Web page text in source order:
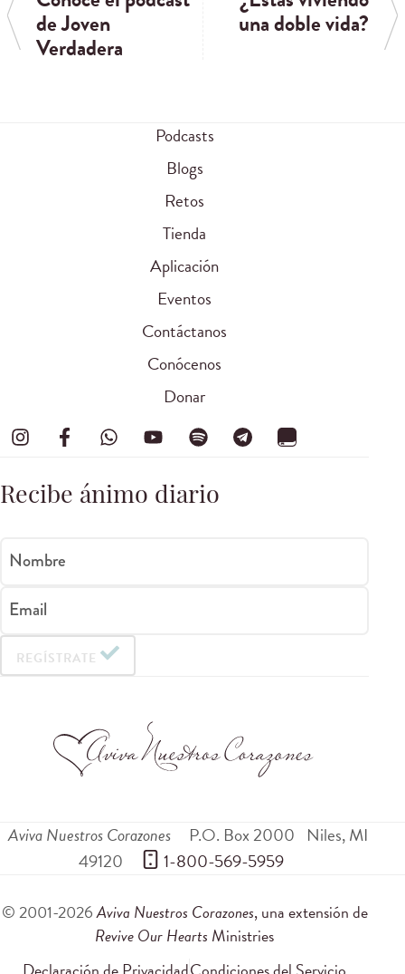
de Joven
Verdadera
una doble vida?
Podcasts
Blogs
Retos
Tienda
Aplicación
Eventos
Contáctanos
Conócenos
Donar
Recibe ánimo diario
Nombre
Email
REGÍSTRATE
Aviva Nuestros Corazones P.O. Box 2000 Niles,MI
49120
1-800-569-5959
© 2001-2026Aviva Nuestros Corazones, una extensión de
Revive Our Hearts Ministries